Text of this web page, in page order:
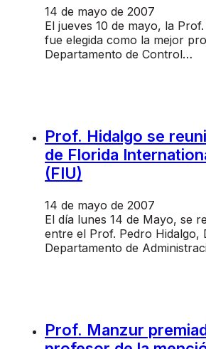
14 de mayo de 2007
El jueves 10 de mayo, la
fue elegida como la mejor
Departamento de Control…
Prof. Hidalgo se
de Florida
(FIU)
14 de mayo de 2007
El día lunes 14 de Mayo, se
entre el Prof. Pedro Hidalgo,
Departamento de
Prof. Manzur